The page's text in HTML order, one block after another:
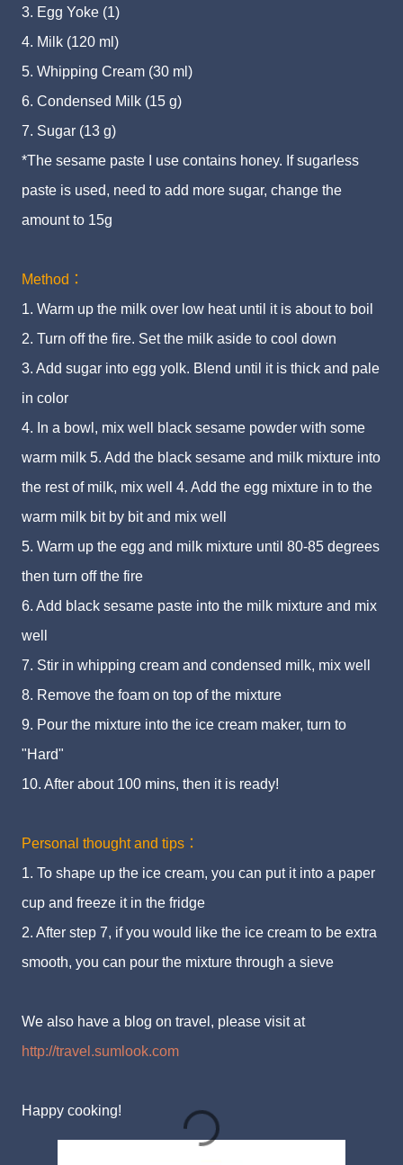
3. Egg Yoke (1)
4. Milk (120 ml)
5. Whipping Cream (30 ml)
6. Condensed Milk (15 g)
7. Sugar (13 g)
*The sesame paste I use contains honey. If sugarless
paste is used, need to add more sugar, change the
amount to 15g
Method：
1. Warm up the milk over low heat until it is about to boil
2. Turn off the fire. Set the milk aside to cool down
3. Add sugar into egg yolk. Blend until it is thick and pale
in color
4. In a bowl, mix well black sesame powder with some
warm milk 5. Add the black sesame and milk mixture into
the rest of milk, mix well 4. Add the egg mixture in to the
warm milk bit by bit and mix well
5. Warm up the egg and milk mixture until 80-85 degrees
then turn off the fire
6. Add black sesame paste into the milk mixture and mix
well
7. Stir in whipping cream and condensed milk, mix well
8. Remove the foam on top of the mixture
9. Pour the mixture into the ice cream maker, turn to
"Hard"
10. After about 100 mins, then it is ready!
Personal thought and tips：
1. To shape up the ice cream, you can put it into a paper
cup and freeze it in the fridge
2. After step 7, if you would like the ice cream to be extra
smooth, you can pour the mixture through a sieve
We also have a blog on travel, please visit at
http://travel.sumlook.com
Happy cooking!